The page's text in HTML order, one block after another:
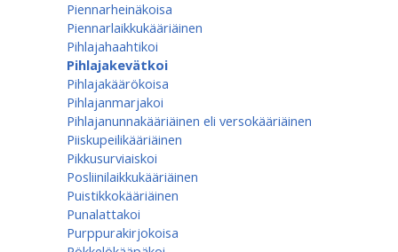
Piennarheinäkoisa
Piennarlaikkukääriäinen
Pihlajahaahtikoi
Pihlajakevätkoi
Pihlajakäärökoisa
Pihlajanmarjakoi
Pihlajanunnakääriäinen eli versokääriäinen
Piiskupeilikääriäinen
Pikkusurviaiskoi
Posliinilaikkukääriäinen
Puistikkokääriäinen
Punalattakoi
Purppurakirjokoisa